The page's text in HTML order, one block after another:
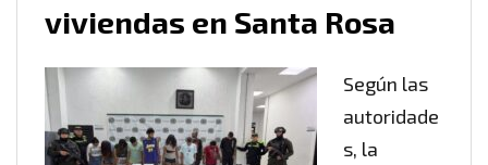
viviendas en Santa Rosa
Según las
autoridade
s, la